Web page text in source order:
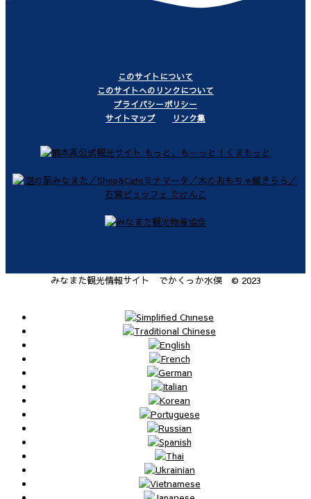
このサイトについて
このサイトへのリンクについて
プライバシーポリシー
サイトマップ
リンク集
みなまた観光情報サイト でかくっか水俣 © 2023